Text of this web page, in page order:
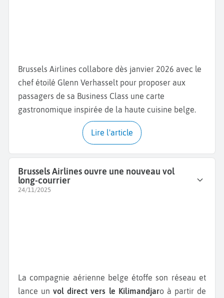
Brussels Airlines collabore dès janvier 2026 avec le
chef étoilé Glenn Verhasselt pour proposer aux
passagers de sa Business Class une carte
gastronomique inspirée de la haute cuisine belge.
Lire l'article
Brussels Airlines ouvre une nouveau vol
long-courrier
24/11/2025
La compagnie aérienne belge étoffe son réseau et
lance unvol direct vers le Kilimandjaro à partir de